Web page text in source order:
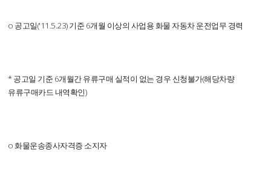
o 공고일('11.5.23) 기준 6개월 이상의 사업용 화물 자동차 운전업무 경력
* 공고일 기준 6개월간 유류구매 실적이 없는 경우 신청불가(해당차량
유류구매카드 내역확인)
o 화물운송종사자격증 소지자